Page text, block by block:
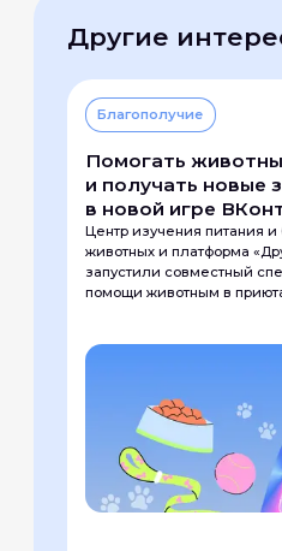
Другие
Благополучие
Помогать
и получать новые
в новой игре
Центр изучения питания и
животных и платформа
запустили совместный
помощи животным в